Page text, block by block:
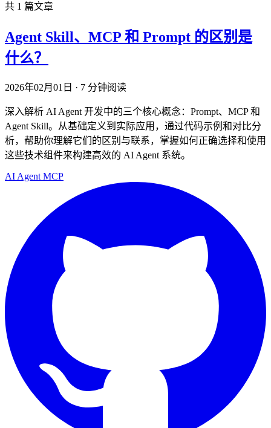
共 1 篇文章
Agent Skill、MCP 和 Prompt 的区别是
什么？
2026年02月01日 · 7 分钟阅读
深入解析 AI Agent 开发中的三个核心概念：Prompt、MCP 和
Agent Skill。从基础定义到实际应用，通过代码示例和对比分
析，帮助你理解它们的区别与联系，掌握如何正确选择和使用
这些技术组件来构建高效的 AI Agent 系统。
AI Agent MCP